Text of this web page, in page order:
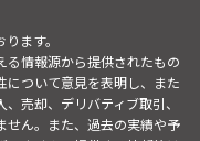
ます。
る情報源から提供されたもの
について意見を表明し、また
売却、デリバティブ取引、
せん。また、過去の実績や予